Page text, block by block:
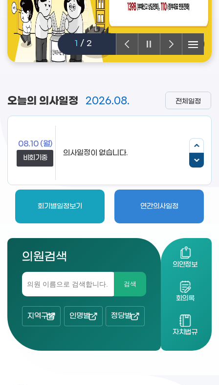
2 /2
오늘의 의사일정 2026.08.
08.10 (월)
비회기중
의사일정이 없습니다.
회기별일정보기 연간의사일정
전체일정
의원검색
검색
지역구별 인명별 정당별
의안정보
회의록
자치법규